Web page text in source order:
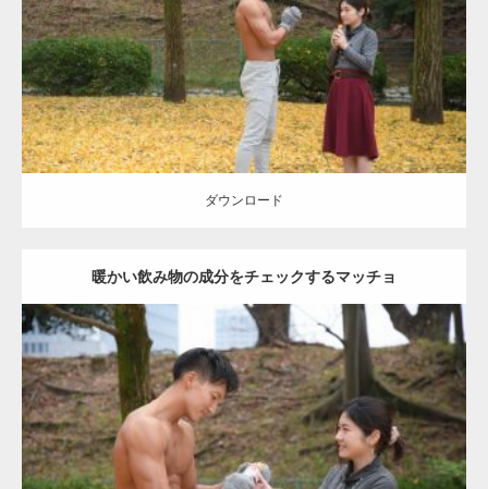
肩
ダウンロード
ダウンロード
暖かい飲み物の成分をチェックするマッチョ
Update:2021.07.8
Category:公園のマッチョ その他 AKIHITO(細マッチョ) 上腕三頭筋
肩